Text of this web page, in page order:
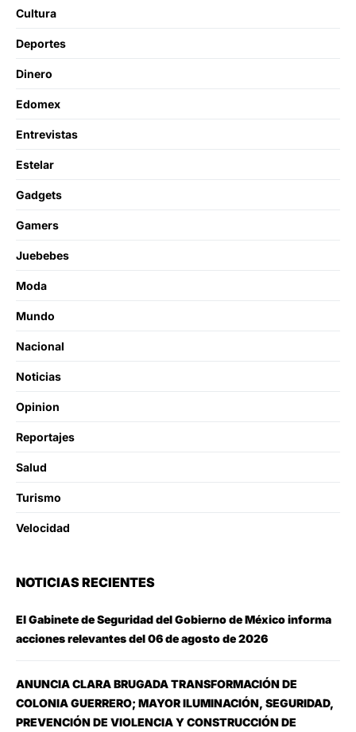
Cultura
Deportes
Dinero
Edomex
Entrevistas
Estelar
Gadgets
Gamers
Juebebes
Moda
Mundo
Nacional
Noticias
Opinion
Reportajes
Salud
Turismo
Velocidad
NOTICIAS RECIENTES
El Gabinete de Seguridad del Gobierno de México informa
acciones relevantes del 06 de agosto de 2026
ANUNCIA CLARA BRUGADA TRANSFORMACIÓN DE
COLONIA GUERRERO; MAYOR ILUMINACIÓN, SEGURIDAD,
PREVENCIÓN DE VIOLENCIA Y CONSTRUCCIÓN DE